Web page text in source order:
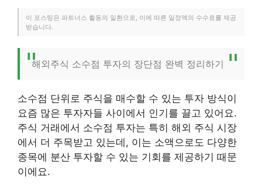
이 포스팅은 파트너스 활동의 일환으로, 이에 따른 일정액의 수수료를 제공
받습니다.
해외주식 소수점 투자의 장단점 완벽 정리하기
소수점 단위로 주식을 매수할 수 있는 투자 방식이
요즘 많은 투자자들 사이에서 인기를 끌고 있어요.
주식 거래에서 소수점 투자는 특히 해외 주식 시장
에서 더 주목받고 있는데, 이는 소액으로도 다양한
종목에 분산 투자할 수 있는 기회를 제공하기 때문
이에요.